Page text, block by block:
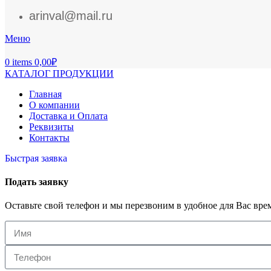
arinval@mail.ru
Меню
0 items 0,00₽
КАТАЛОГ ПРОДУКЦИИ
Главная
О компании
Доставка и Оплата
Реквизиты
Контакты
Быстрая заявка
Подать заявку
Оставьте свой телефон и мы перезвоним в удобное для Вас